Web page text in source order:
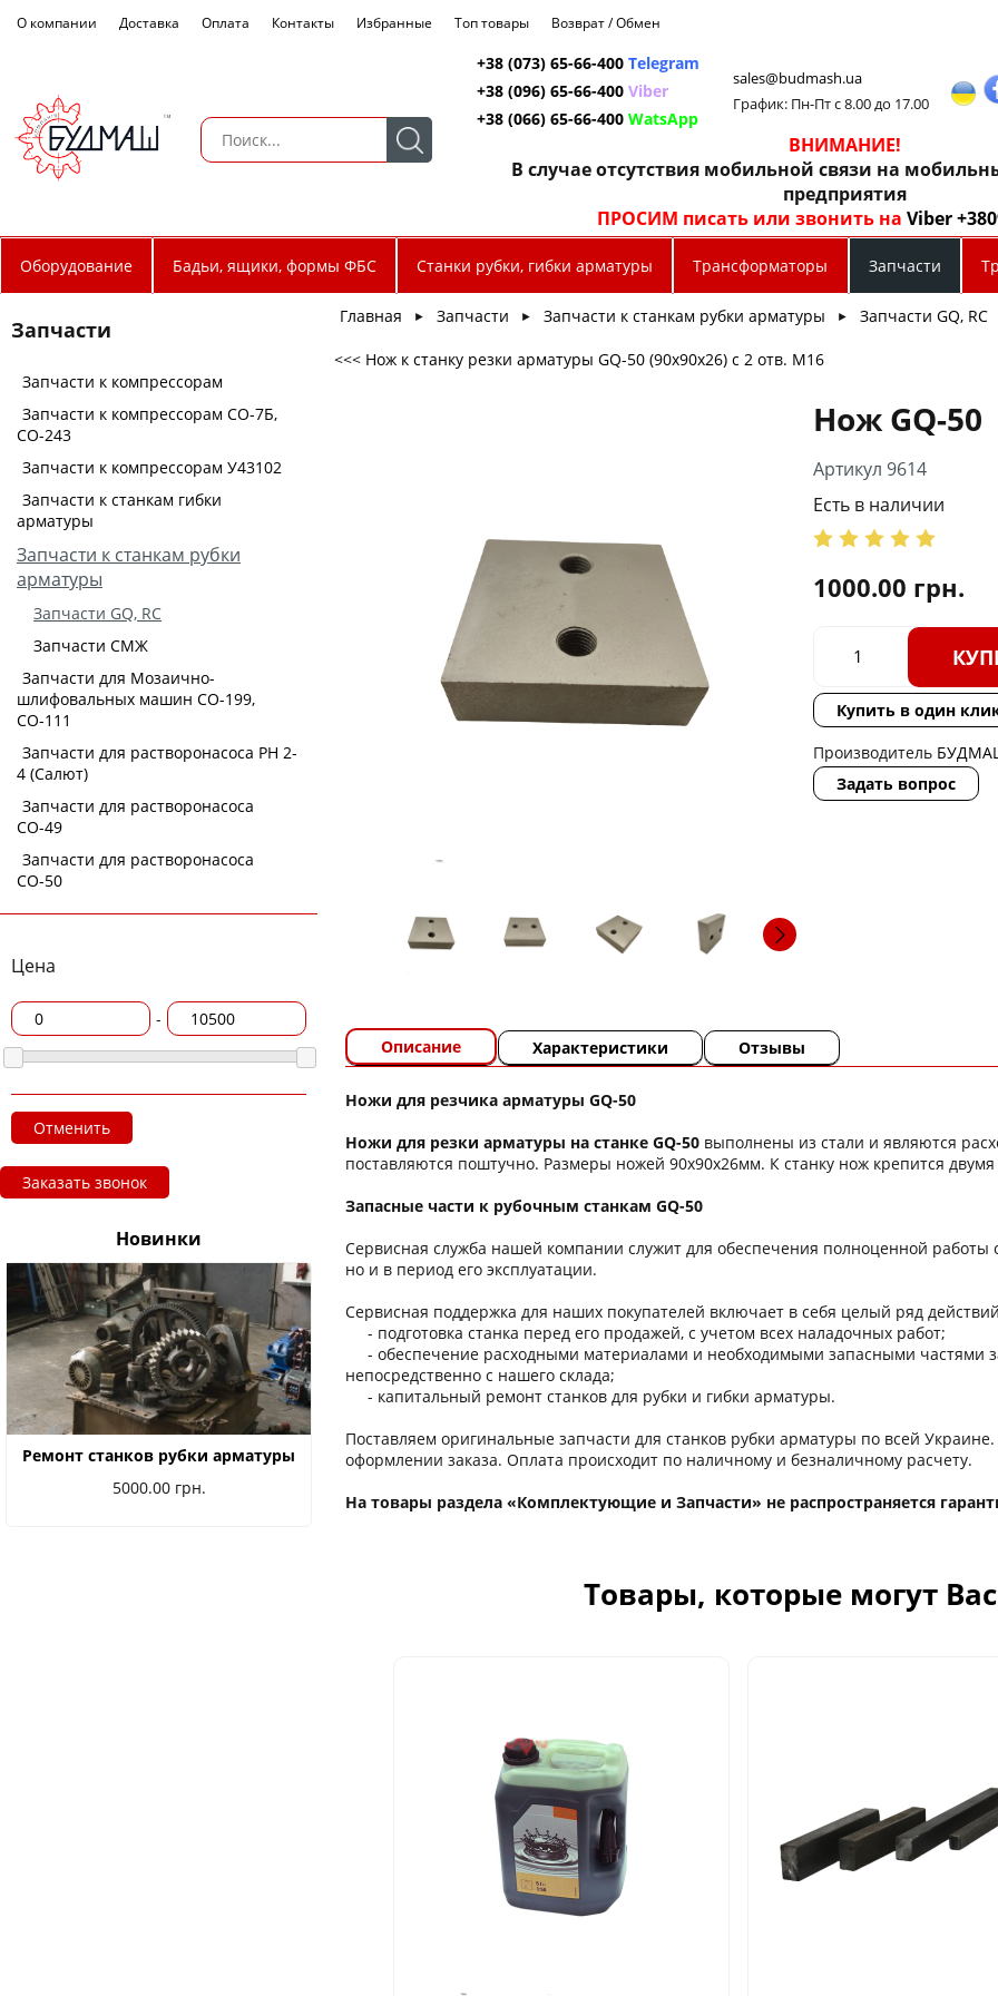
О компании Доставка Оплата Контакты Избранные Топ товары Возврат / Обмен
+38 (073) 65-66-400 Telegram
+38 (096) 65-66-400 Viber
+38 (066) 65-66-400 WatsApp
sales@budmash.ua
График: Пн-Пт с 8.00 до 17.00
ВНИМАНИЕ!
В случае отсутствия мобильной связи на
предприятия
ПРОСИМ писать или звонить наViber
Оборудование Бадьи, ящики, формы ФБС Станки рубки, гибки арматуры Трансформаторы Запчасти
Запчасти
Запчасти к компрессорам
Запчасти к компрессорам СО-7Б,
СО-243
Запчасти к компрессорам У43102
Запчасти к станкам гибки
арматуры
Запчасти к станкам рубки
арматуры
Запчасти GQ, RC
Запчасти СМЖ
Запчасти для Мозаично-
шлифовальных машин СО-199,
СО-111
Запчасти для растворонасоса РН 2-
4 (Салют)
Запчасти для растворонасоса
СО-49
Запчасти для растворонасоса
СО-50
Цена
-
Отменить
Заказать звонок
Новинки
Ремонт станков рубки арматуры
5000.00 грн.
Главная ► Запчасти ► Запчасти к станкам рубки арматуры ► Запчасти GQ, RC
<<< Нож к станку резки арматуры GQ-50 (90х90х26) с 2 отв. М16
Нож GQ-50
Артикул 9614
Есть в наличии
1000.00 грн.
Купить в один
Производитель
Задать вопрос
Описание Характеристики Отзывы
Ножи для резчика арматуры GQ-50
Ножи для резки арматуры на станке GQ-50 выполнены из стали и являются
поставляются поштучно. Размеры ножей 90х90х26мм. К станку нож крепится
Запасные части к рубочным станкам GQ-50
Сервисная служба нашей компании служит для обеспечения полноценной
но и в период его эксплуатации.
Сервисная поддержка для наших покупателей включает в себя целый ряд
- подготовка станка перед его продажей, с учетом всех наладочных работ;
- обеспечение расходными материалами и необходимыми запасными частями
непосредственно с нашего склада;
- капитальный ремонт станков для рубки и гибки арматуры.
Поставляем оригинальные запчасти для станков рубки арматуры по всей
оформлении заказа. Оплата происходит по наличному и безналичному расчету.
На товары раздела «Комплектующие и Запчасти» не распространяется
Товары, которые могут